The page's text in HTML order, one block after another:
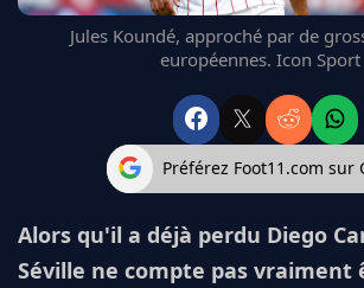
ARSENAL
BAYERN
L'AVIS DE LA RÉDAC'
Jules Koundé, approché par de
européennes. Icon Sport
Préférez Foot11.com sur
Alors qu'il a déjà perdu Diego
Séville ne compte pas vraiment